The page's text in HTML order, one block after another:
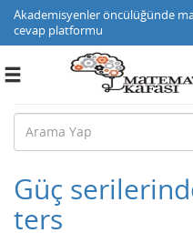
Akademisyenler öncülüğünde
cevap platformu
Toggle
Güç
ters